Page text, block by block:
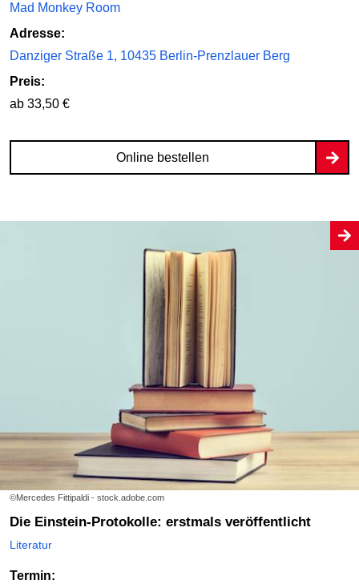
Mad Monkey Room
Adresse:
Danziger Straße 1, 10435 Berlin-Prenzlauer Berg
Preis:
ab 33,50 €
Online bestellen
©Mercedes Fittipaldi - stock.adobe.com
Die Einstein-Protokolle: erstmals veröffentlicht
Literatur
Termin: